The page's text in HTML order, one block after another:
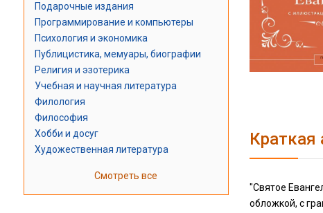
Подарочные издания
Программирование и компьютеры
Психология и экономика
Публицистика, мемуары, биографии
Религия и эзотерика
Учебная и научная литература
Филология
Философия
Хобби и досуг
Художественная литература
Смотреть все
Краткая
"Святое
обложкой, с